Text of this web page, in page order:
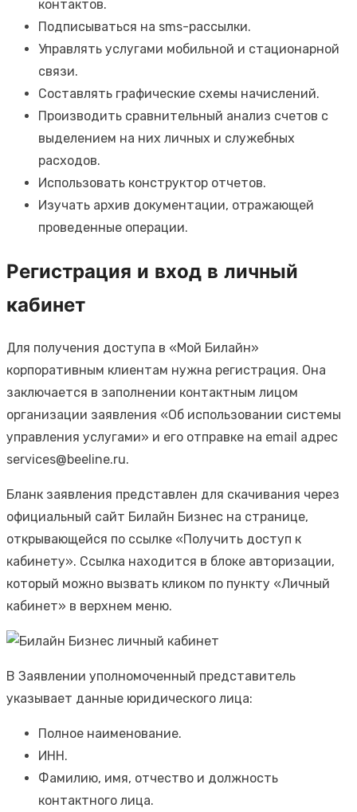
контактов.
Подписываться на sms-рассылки.
Управлять услугами мобильной и стационарной
связи.
Составлять графические схемы начислений.
Производить сравнительный анализ счетов с
выделением на них личных и служебных
расходов.
Использовать конструктор отчетов.
Изучать архив документации, отражающей
проведенные операции.
Регистрация и вход в личный
кабинет
Для получения доступа в «Мой Билайн»
корпоративным клиентам нужна регистрация. Она
заключается в заполнении контактным лицом
организации заявления «Об использовании системы
управления услугами» и его отправке на email адрес
services@beeline.ru.
Бланк заявления представлен для скачивания через
официальный сайт Билайн Бизнес на странице,
открывающейся по ссылке «Получить доступ к
кабинету». Ссылка находится в блоке авторизации,
который можно вызвать кликом по пункту «Личный
кабинет» в верхнем меню.
В Заявлении уполномоченный представитель
указывает данные юридического лица:
Полное наименование.
ИНН.
Фамилию, имя, отчество и должность
контактного лица.